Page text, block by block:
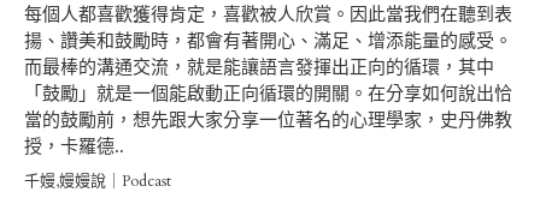
每個人都喜歡獲得肯定，喜歡被人欣賞。因此當我們在聽到表
揚、讚美和鼓勵時，都會有著開心、滿足、增添能量的感受。
而最棒的溝通交流，就是能讓語言發揮出正向的循環，其中
「鼓勵」就是一個能啟動正向循環的開關。在分享如何說出恰
當的鼓勵前，想先跟大家分享一位著名的心理學家，史丹佛教
授，卡羅德..
千嫚,嫚嫚說｜Podcast